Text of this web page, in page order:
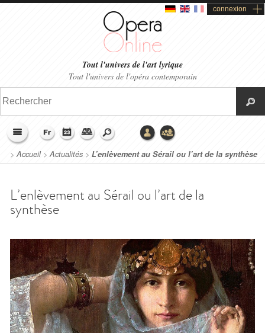
connexion
Tout l'univers de l'art lyrique
Tout l'univers de l'opéra contemporain
>Accueil>Actualités > L’enlèvement au Sérail ou l’art de la synthèse
L’enlèvement au Sérail ou l’art de la
synthèse